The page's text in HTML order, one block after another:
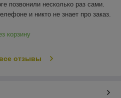
позвонили несколько раз сами.
и никто не знает про заказ.
корзину
отзывы